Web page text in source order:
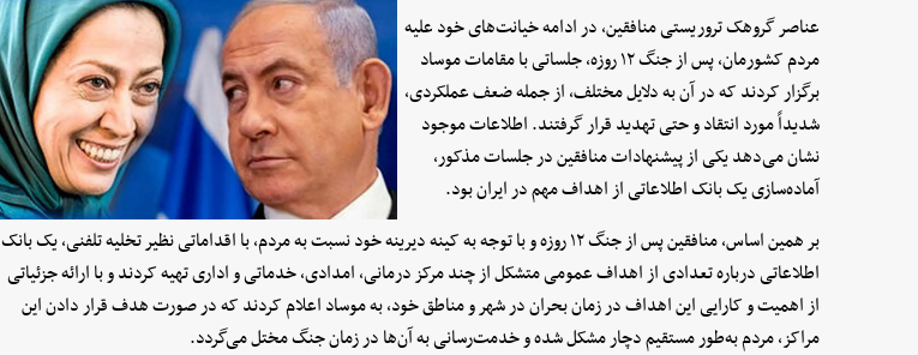
عناصر گروهک تروریستی منافقین، در ادامه خیانت‌های خود علیه
مردم کشورمان، پس از جنگ ۱۲ روزه، جلساتی با مقامات موساد
برگزار کردند که در آن به دلایل مختلف، از جمله ضعف عملکردی،
شدیداً مورد انتقاد و حتی تهدید قرار گرفتند. اطلاعات موجود
نشان می‌دهد یکی از پیشنهادات منافقین در جلسات مذکور،
آماده‌سازی یک بانک اطلاعاتی از اهداف مهم در ایران بود.
بر همین اساس، منافقین پس از جنگ ۱۲ روزه و با توجه به کینه دیرینه خود نسبت به مردم، با اقداماتی نظیر تخلیه تلفنی، یک بانک
اطلاعاتی درباره تعدادی از اهداف عمومی متشکل از چند مرکز درمانی، امدادی، خدماتی و اداری تهیه کردند و با ارائه جزئیاتی
از اهمیت و کارایی این اهداف در زمان بحران در شهر و مناطق خود، به موساد اعلام کردند که در صورت هدف قرار دادن این
مراکز، مردم به‌طور مستقیم دچار مشکل شده و خدمت‌رسانی به آن‌ها در زمان جنگ مختل می‌گردد.